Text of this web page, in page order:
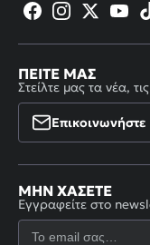
ΠΕΊΤΕ ΜΑΣ
Στείλτε μας τα νέα,
Επικοινωνήστε
ΜΗΝ ΧΆΣΕΤΕ
Εγγραφείτε στο